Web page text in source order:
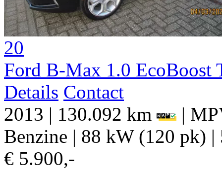
20
Ford B-Max 1.0 EcoBoost
Details Contact
2013 | 130.092 km |
Benzine | 88 kW (120 pk) |
€ 5.900,-